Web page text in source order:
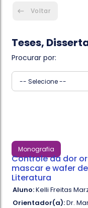
Voltar
Teses,
Procurar por:
-- Selecione --
Monografia
Controle da dor
mascar e wafer
Literatura
Aluno:Kelli Freitas
Orientador(a):Dr.